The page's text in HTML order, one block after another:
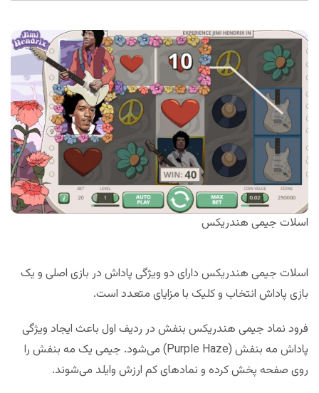
اسلات جیمی هندریکس
اسلات جیمی هندریکس دارای دو ویژگی پاداش در بازی اصلی و یک
بازی پاداش انتخاب و کلیک با مزایای متعدد است.
فرود نماد جیمی هندریکس بنفش در ردیف اول باعث ایجاد ویژگی
پاداش مه بنفش (Purple Haze) می‌شود. جیمی یک مه بنفش را
روی صفحه پخش کرده و نمادهای کم ارزش وایلد می‌شوند.